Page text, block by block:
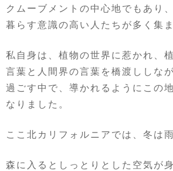
クムーブメントの中心地でもあり
暮らす意識の高い人たちが多く集
私自身は、植物の世界に惹かれ、
言葉と人間界の言葉を橋渡ししな
過ごす中で、導かれるようにこの
なりました。
ここ北カリフォルニアでは、冬は
森に入るとしっとりとした空気が